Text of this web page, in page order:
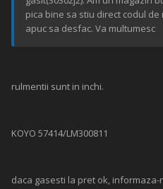
pica bine sa stiu direct codul
apuc sa desfac. Va multumesc
rulmentii sunt in inchi.
KOYO 57414/LM300811
daca gasesti la pret ok, informaza-